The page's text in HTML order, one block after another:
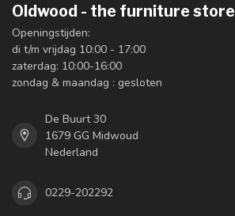
Oldwood - the furniture store
Openingstijden:
di t/m vrijdag 10:00 - 17:00
zaterdag: 10:00-16:00
zondag & maandag : gesloten
De Buurt 30
1679 GG Midwoud
Nederland
0229-202292